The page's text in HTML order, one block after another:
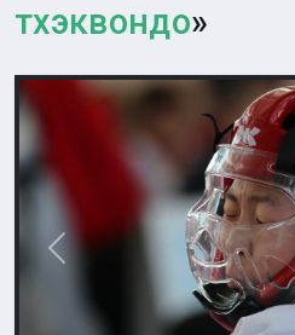
тхэквондо»
Назад